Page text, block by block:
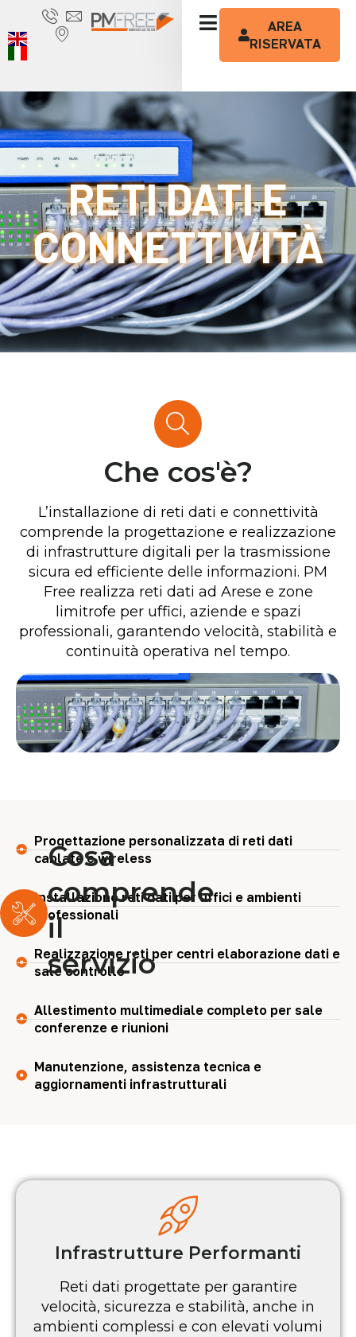
AREA
RISERVATA
RETI DATI E
CONNETTIVITÀ
Che cos'è?
L’installazione di reti dati e connettività
comprende la progettazione e realizzazione
di infrastrutture digitali per la trasmissione
sicura ed efficiente delle informazioni. PM
Free realizza reti dati ad Arese e zone
limitrofe per uffici, aziende e spazi
professionali, garantendo velocità, stabilità e
continuità operativa nel tempo.
Progettazione personalizzata di reti dati
cablate e wireless
Installazione reti dati per uffici e ambienti
professionali
Realizzazione reti per centri elaborazione dati e
sale controllo
Allestimento multimediale completo per sale
conferenze e riunioni
Manutenzione, assistenza tecnica e
aggiornamenti infrastrutturali
Cosa
comprende
il
servizio
Infrastrutture Performanti
Reti dati progettate per garantire
velocità, sicurezza e stabilità, anche in
ambienti complessi e con elevati volumi